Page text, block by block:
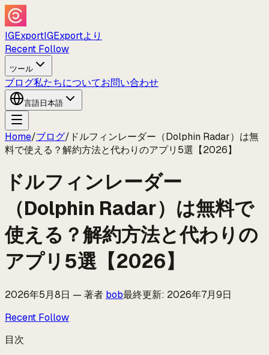
IGExportIGExportより
Recent Follow
ツール
ブログ私たちについてお問い合わせ
言語 日本語
Home/ブログ/ ドルフィンレーダー（Dolphin Radar）は無
料で使える？解約方法と代わりのアプリ5選【2026】
ドルフィンレーダー
（Dolphin Radar）は無料で
使える？解約方法と代わりの
アプリ5選【2026】
2026年5月8日 — 著者 bob最終更新: 2026年7月9日
Recent Follow
目次